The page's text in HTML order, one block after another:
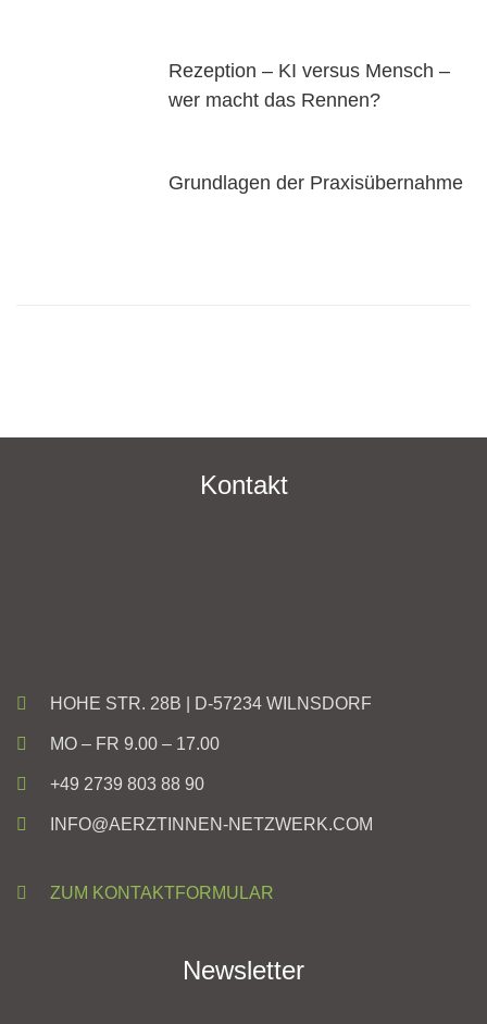
Rezeption – KI versus Mensch –
wer macht das Rennen?
Grundlagen der Praxisübernahme
Kontakt
HOHE STR. 28B | D-57234 WILNSDORF
MO – FR 9.00 – 17.00
+49 2739 803 88 90
INFO@AERZTINNEN-NETZWERK.COM
ZUM KONTAKTFORMULAR
Newsletter